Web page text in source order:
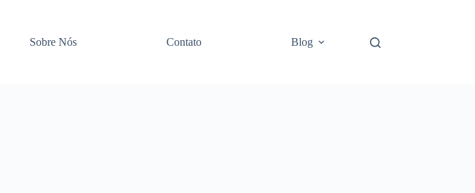
Sobre Nós Contato Blog